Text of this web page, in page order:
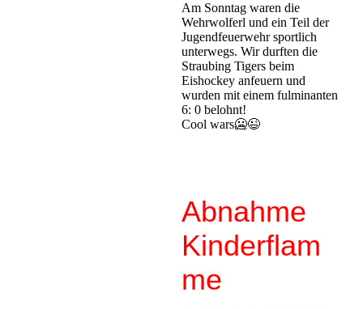
Am Sonntag waren die
Wehrwolferl und ein Teil der
Jugendfeuerwehr sportlich
unterwegs. Wir durften die
Straubing Tigers beim
Eishockey anfeuern und
wurden mit einem fulminanten
6: 0 belohnt!
Cool wars🥶😉
Abnahme
Kinderflam
me